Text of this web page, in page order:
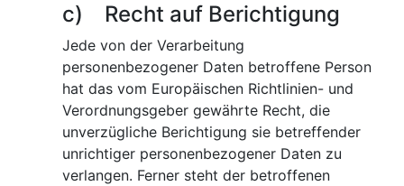
c) Recht auf Berichtigung
Jede von der Verarbeitung
personenbezogener Daten betroffene Person
hat das vom Europäischen Richtlinien- und
Verordnungsgeber gewährte Recht, die
unverzügliche Berichtigung sie betreffender
unrichtiger personenbezogener Daten zu
verlangen. Ferner steht der betroffenen